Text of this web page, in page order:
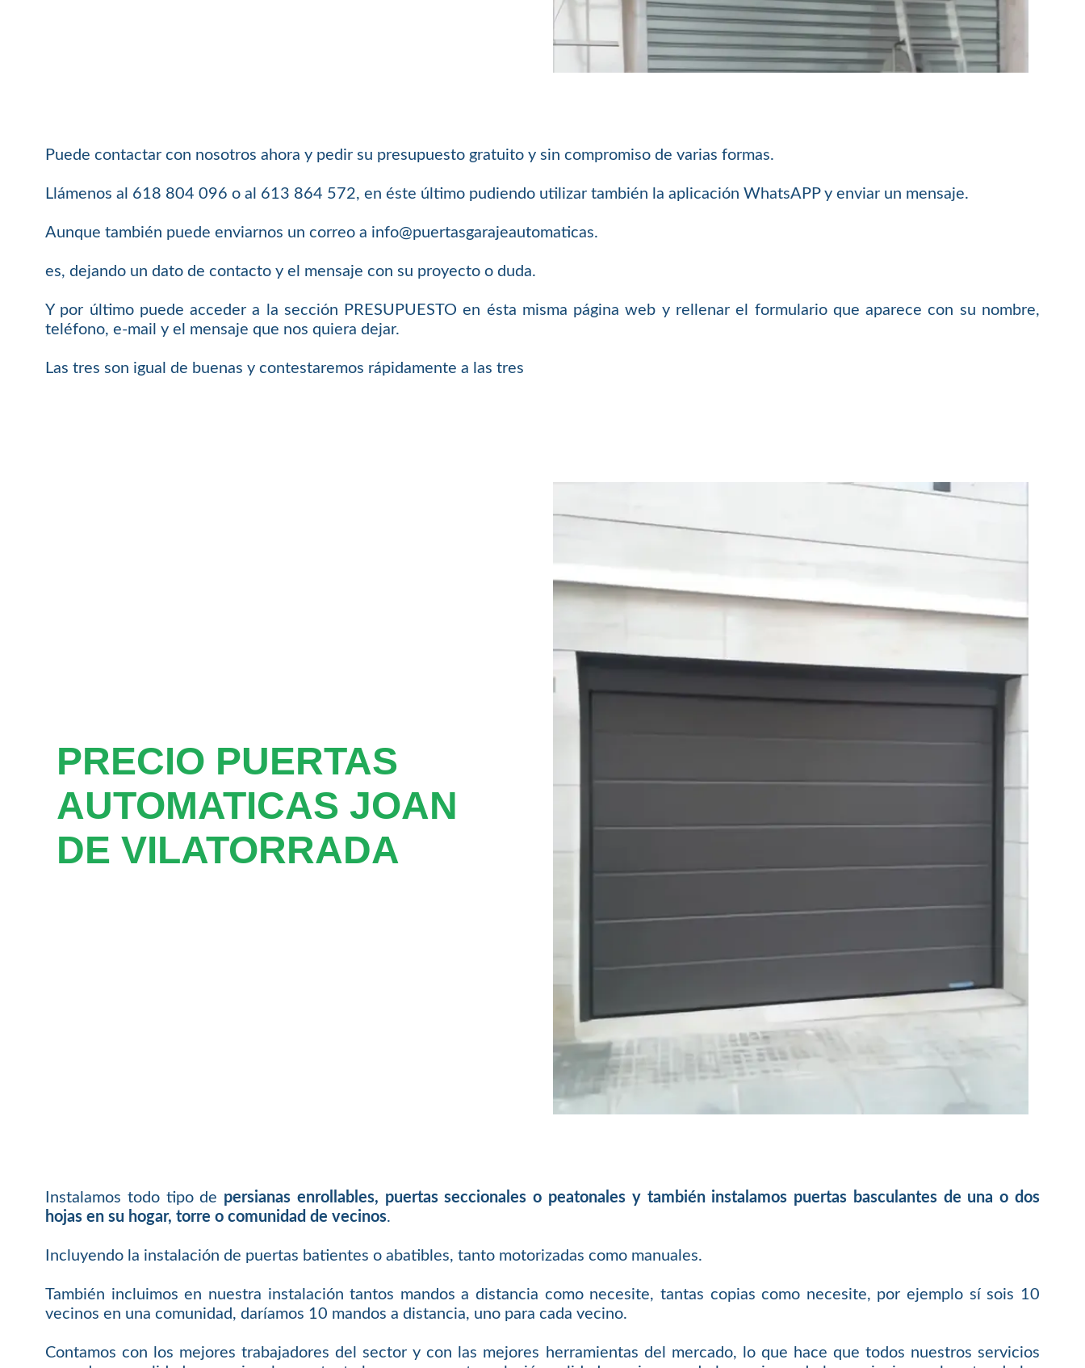
Puede contactar con nosotros ahora y pedir su presupuesto gratuito y sin compromiso de varias formas.
Llámenos al 618 804 096 o al 613 864 572, en éste último pudiendo utilizar también la aplicación WhatsAPP y enviar un mensaje.
Aunque también puede enviarnos un correo a info@puertasgarajeautomaticas.
es, dejando un dato de contacto y el mensaje con su proyecto o duda.
Y por último puede acceder a la sección PRESUPUESTO en ésta misma página web y rellenar el formulario que aparece con su nombre,
teléfono, e-mail y el mensaje que nos quiera dejar.
Las tres son igual de buenas y contestaremos rápidamente a las tres
PRECIO PUERTAS
AUTOMATICAS JOAN
DE VILATORRADA
Instalamos todo tipo de persianas enrollables, puertas seccionales o peatonales y también instalamos puertas basculantes de una o dos
hojas en su hogar, torre o comunidad de vecinos.
Incluyendo la instalación de puertas batientes o abatibles, tanto motorizadas como manuales.
También incluimos en nuestra instalación tantos mandos a distancia como necesite, tantas copias como necesite, por ejemplo sí sois 10
vecinos en una comunidad, daríamos 10 mandos a distancia, uno para cada vecino.
Contamos con los mejores trabajadores del sector y con las mejores herramientas del mercado, lo que hace que todos nuestros servicios